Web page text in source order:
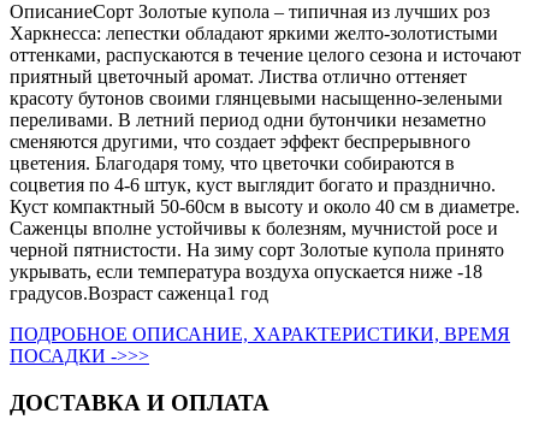
ОписаниеСорт Золотые купола – типичная из лучших роз
Харкнесса: лепестки обладают яркими желто-золотистыми
оттенками, распускаются в течение целого сезона и источают
приятный цветочный аромат. Листва отлично оттеняет
красоту бутонов своими глянцевыми насыщенно-зелеными
переливами. В летний период одни бутончики незаметно
сменяются другими, что создает эффект беспрерывного
цветения. Благодаря тому, что цветочки собираются в
соцветия по 4-6 штук, куст выглядит богато и празднично.
Куст компактный 50-60см в высоту и около 40 см в диаметре.
Саженцы вполне устойчивы к болезням, мучнистой росе и
черной пятнистости. На зиму сорт Золотые купола принято
укрывать, если температура воздуха опускается ниже -18
градусов.Возраст саженца1 год
ПОДРОБНОЕ ОПИСАНИЕ, ХАРАКТЕРИСТИКИ, ВРЕМЯ
ПОСАДКИ ->>>
ДОСТАВКА И ОПЛАТА